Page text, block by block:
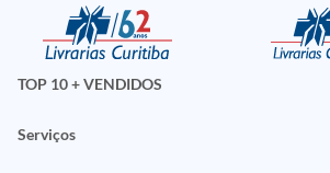
TOP 10 + VENDIDOS
Serviços